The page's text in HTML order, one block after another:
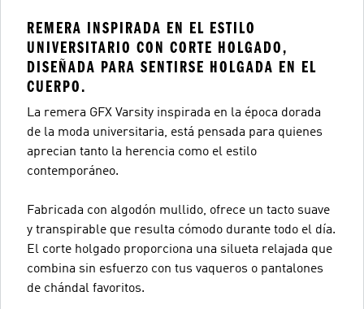
REMERA INSPIRADA EN EL ESTILO
UNIVERSITARIO CON CORTE HOLGADO,
DISEÑADA PARA SENTIRSE HOLGADA EN EL
CUERPO.
La remera GFX Varsity inspirada en la época dorada
de la moda universitaria, está pensada para quienes
aprecian tanto la herencia como el estilo
contemporáneo.
Fabricada con algodón mullido, ofrece un tacto suave
y transpirable que resulta cómodo durante todo el día.
El corte holgado proporciona una silueta relajada que
combina sin esfuerzo con tus vaqueros o pantalones
de chándal favoritos.